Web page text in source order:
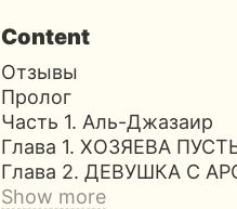
Content
Отзывы
Пролог
Часть 1. Аль-Джазаир
Глава 1. ХОЗЯЕВА
Глава 2. ДЕВУШКА С
Show more